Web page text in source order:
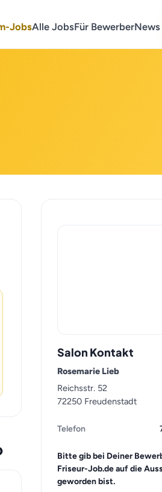
JobsAlle JobsFür BewerberNews
Salon Kontakt
Rosemarie Lieb
Reichsstr. 52
72250 Freudenstadt
Telefon
Bitte gib bei Deiner
Friseur-Job.de auf die
geworden bist.